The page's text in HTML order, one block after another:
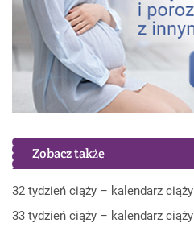
Zobacz także
32 tydzień ciąży – kalendarz ciąży
33 tydzień ciąży – kalendarz ciąży